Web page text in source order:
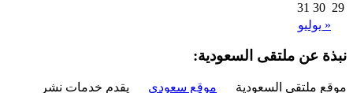
30
31
يوليو
عن ملتقى السعودية:
ملتقى السعودية موقع سعودي يقدم خدمات نشر